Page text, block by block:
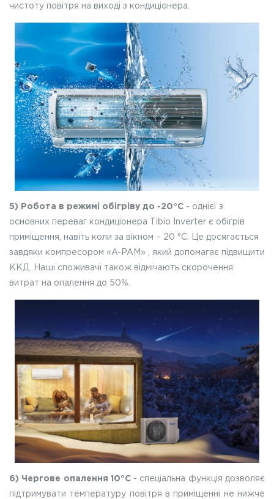
чистоту повітря на виході з кондиціонера.
5) Робота в режимі обігріву до -20°C - однієї з
основних переваг кондиціонера Tibio Inverter є обігрів
приміщення, навіть коли за вікном – 20 °C. Це досягається
завдяки компресором «A-PAM» , який допомагає підвищити
ККД. Наші споживачі також відмічають скорочення
витрат на опалення до 50%.
6) Чергове опалення 10°С- спеціальна функція дозволяє
підтримувати температуру повітря в приміщенні не нижче